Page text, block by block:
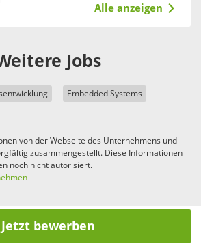
Alle anzeigen
Jobs
Embedded Systems
von der Webseite des Unternehmens und
zusammengestellt. Diese Informationen
noch nicht autorisiert.
Jetzt bewerben